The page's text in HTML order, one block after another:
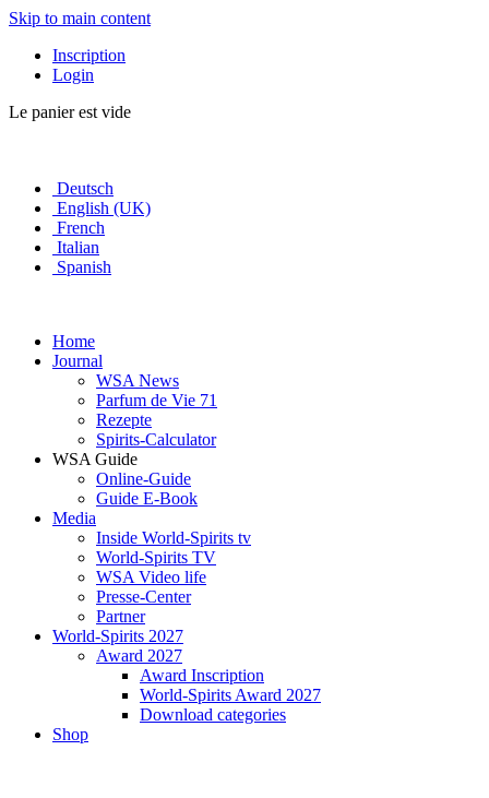
Skip to main content
Inscription
Login
Le panier est vide
Deutsch
English (UK)
French
Italian
Spanish
Home
Journal
WSA News
Parfum de Vie 71
Rezepte
Spirits-Calculator
WSA Guide
Online-Guide
Guide E-Book
Media
Inside World-Spirits tv
World-Spirits TV
WSA Video life
Presse-Center
Partner
World-Spirits 2027
Award 2027
Award Inscription
World-Spirits Award 2027
Download categories
Shop